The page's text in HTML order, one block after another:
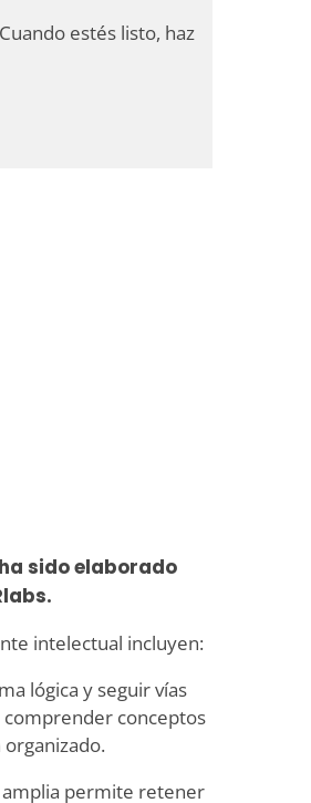
estés listo, haz
sido elaborado
intelectual incluyen:
lógica y seguir vías
conceptos
permite retener